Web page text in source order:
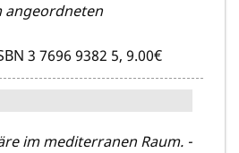
angeordneten
3 7696 9382 5, 9.00€
im mediterranen Raum. -